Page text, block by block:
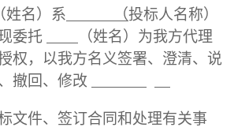
（姓名）系 （投标人名称）
委托
（姓名）为我方代理
权，以我方名义签署、澄清、说
撤回、修改
文件、签订合同和处理有关事